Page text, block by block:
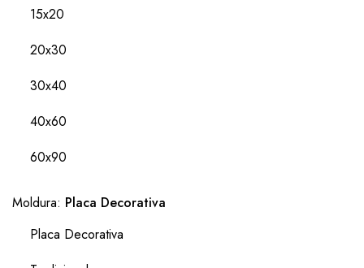
15x20
20x30
30x40
40x60
60x90
Moldura: Placa Decorativa
Placa Decorativa